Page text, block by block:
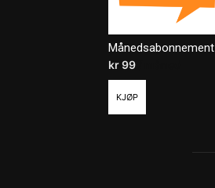
Månedsabonnement
kr99
KJØP